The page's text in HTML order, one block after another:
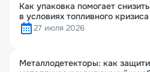
Как упаковка помогает
в условиях топливного кризиса
27 июля 2026
Металлодетекторы: как